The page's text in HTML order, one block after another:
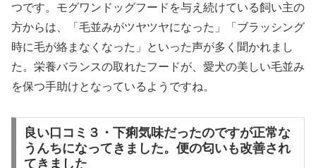
つです。モグワンドッグフードを与え続けている飼い主の
方からは、「毛並みがツヤツヤになった」「ブラッシング
時に毛が絡まなくなった」といった声が多く聞かれまし
た。栄養バランスの取れたフードが、愛犬の美しい毛並み
を保つ手助けとなっているようですね。
良い口コミ３・下痢気味だったのですが正常な
うんちになってきました。便の匂いも改善され
てきました